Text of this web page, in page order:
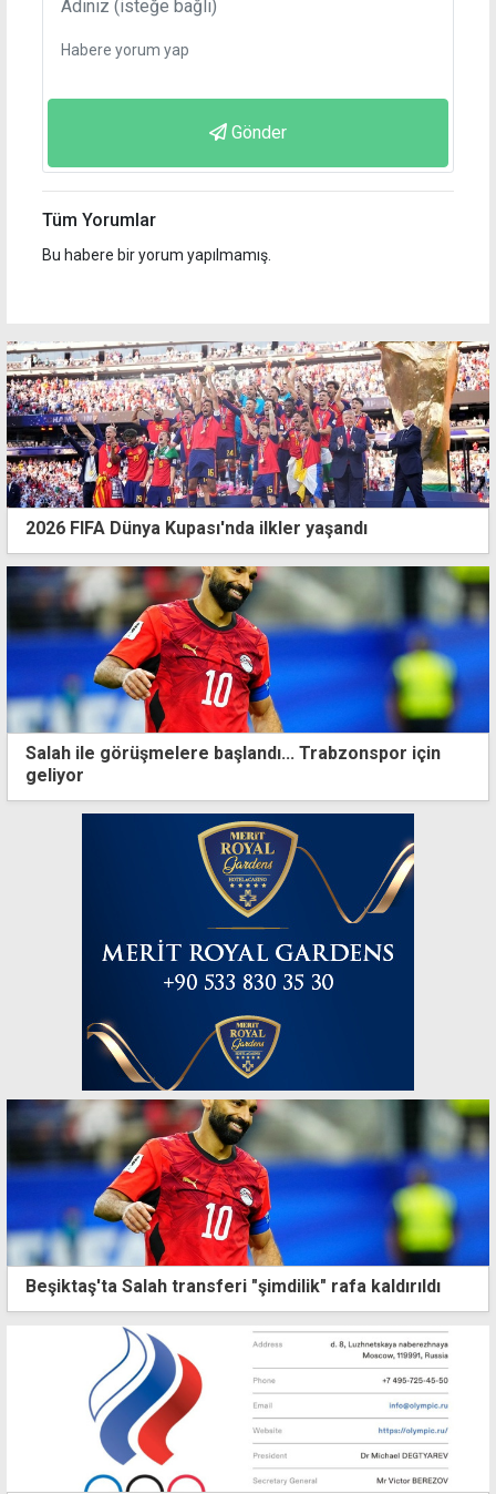
Gönder
Tüm Yorumlar
Bu habere bir yorum yapılmamış.
2026 FIFA Dünya Kupası'nda ilkler yaşandı
Salah ile görüşmelere başlandı... Trabzonspor için
geliyor
Beşiktaş'ta Salah transferi "şimdilik" rafa kaldırıldı